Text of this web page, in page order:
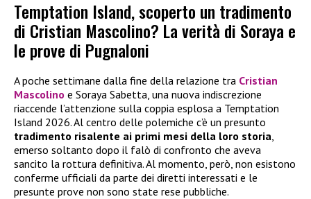
Temptation Island, scoperto un tradimento
di Cristian Mascolino? La verità di Soraya e
le prove di Pugnaloni
A poche settimane dalla fine della relazione tra Cristian
Mascolino e Soraya Sabetta, una nuova indiscrezione
riaccende l’attenzione sulla coppia esplosa a Temptation
Island 2026. Al centro delle polemiche c’è un presunto
tradimento risalente ai primi mesi della loro storia
emerso soltanto dopo il falò di confronto che aveva
sancito la rottura definitiva. Al momento, però, non esistono
conferme ufficiali da parte dei diretti interessati e le
presunte prove non sono state rese pubbliche.